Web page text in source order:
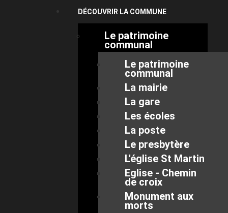
DÉCOUVRIR LA COMMUNE
Le patrimoine
communal
Le patrimoine
communal
La mairie
La gare
Les écoles
La poste
Le presbytère
L'église St Martin
Eglise - Chemin
de croix
Monument aux
morts